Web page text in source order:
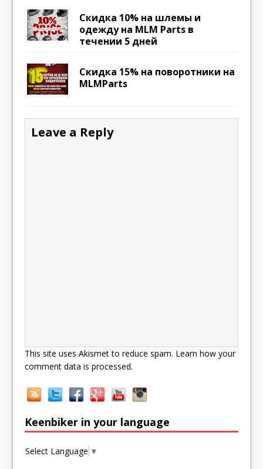
Скидка 10% на шлемы и
одежду на MLM Parts в
течении 5 дней
Скидка 15% на поворотники на
MLMParts
Leave a Reply
This site uses Akismet to reduce spam. Learn how your
comment data is processed.
Keenbiker in your language
Select Language ▼